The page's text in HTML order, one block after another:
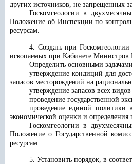
других источников, не запрещенных
Госкомгеологии в
Положение об Инспекции по
ресурсам.
4. Создать при
ископаемых при Кабинете Министров
Определить основными
утверждение кондиций для
запасов месторождений на
утверждение запасов всех
проведение государственной
проведение единой политики
экономической оценки и
Госкомгеологии в
Положение о Государственной
ресурсам.
5. Установить порядок, в